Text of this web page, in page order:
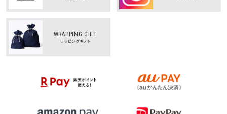
WRAPPING GIFT
ラッピングギフト